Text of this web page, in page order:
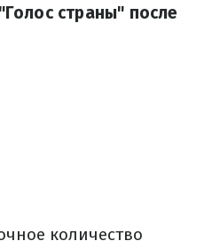
страны" после
количество